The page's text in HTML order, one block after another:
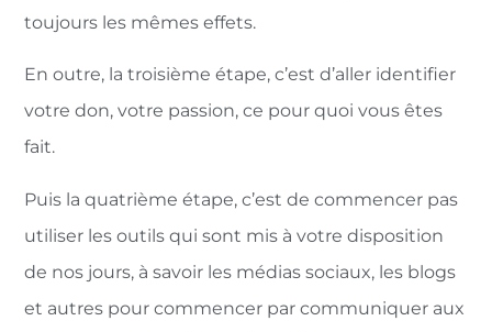
toujours les mêmes effets.
En outre, la troisième étape, c’est d’aller identifier
votre don, votre passion, ce pour quoi vous êtes
fait.
Puis la quatrième étape, c’est de commencer pas
utiliser les outils qui sont mis à votre disposition
de nos jours, à savoir les médias sociaux, les blogs
et autres pour commencer par communiquer aux